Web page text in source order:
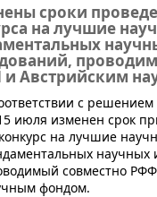
сроки
на лучшие
Австрийским
с
июля изменен срок
на лучшие
научных
совместно
фондом.